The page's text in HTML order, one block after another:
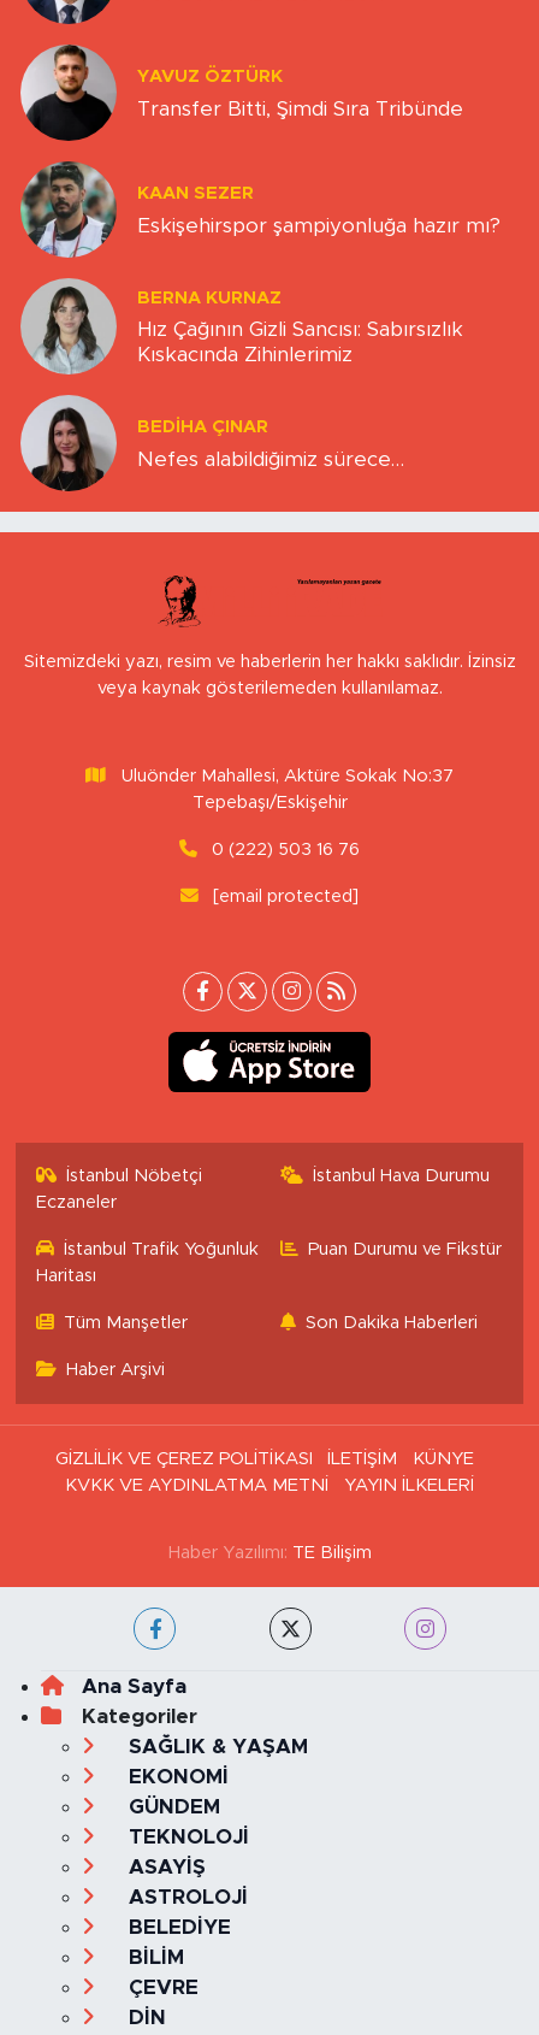
YAVUZ ÖZTÜRK
Transfer Bitti, Şimdi Sıra Tribünde
KAAN SEZER
Eskişehirspor şampiyonluğa hazır mı?
BERNA KURNAZ
Hız Çağının Gizli Sancısı: Sabırsızlık
Kıskacında Zihinlerimiz
BEDIHA ÇINAR
Nefes alabildiğimiz sürece…
Sitemizdeki yazı, resim ve haberlerin her hakkı saklıdır. İzinsiz
veya kaynak gösterilemeden kullanılamaz.
Uluönder Mahallesi, Aktüre Sokak No:37
Tepebaşı/Eskişehir
0 (222) 503 16 76
[email protected]
İstanbul Nöbetçi
Eczaneler
İstanbul Hava Durumu
İstanbul Trafik Yoğunluk
Haritası
Puan Durumu ve Fikstür
Tüm Manşetler Son Dakika Haberleri
Haber Arşivi
GİZLİLİK VE ÇEREZ POLİTİKASI İLETİŞİM
KÜNYE
KVKK VE AYDINLATMA METNİ
YAYIN İLKELERİ
Haber Yazılımı: TE Bilişim
Ana Sayfa
Kategoriler
SAĞLIK & YAŞAM
EKONOMİ
GÜNDEM
TEKNOLOJİ
ASAYİŞ
ASTROLOJİ
BELEDİYE
BİLİM
ÇEVRE
DİN